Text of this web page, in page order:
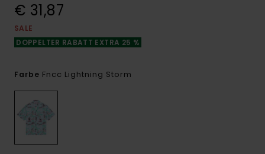
€ 31,87
SALE
DOPPELTER RABATT EXTRA 25 %
Farbe Fncc Lightning Storm